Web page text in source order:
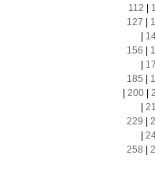
112
127
156
185
200|
229
258